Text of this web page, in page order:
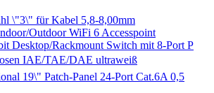
\"3\" für Kabel 5,8-8,00mm
Outdoor WiFi 6 Accesspoint
Desktop/Rackmount Switch mit 8-Port P
IAE/TAE/DAE ultraweiß
19\" Patch-Panel 24-Port Cat.6A 0,5